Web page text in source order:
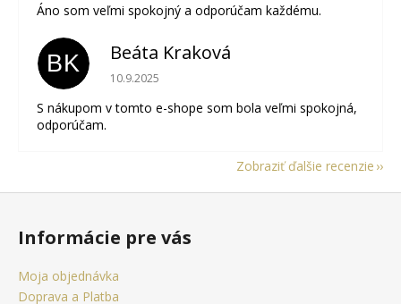
Áno som veľmi spokojný a odporúčam každému.
BK Beáta Kraková
Hodnotenie obchodu je 5 z 5 hviezdičiek.
10.9.2025
S nákupom v tomto e-shope som bola veľmi spokojná,
odporúčam.
Zobraziť ďalšie recenzie
Z
Informácie pre vás
Moja objednávka
Doprava a Platba